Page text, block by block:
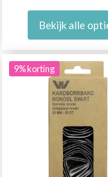
Bekijk alle
9% korting